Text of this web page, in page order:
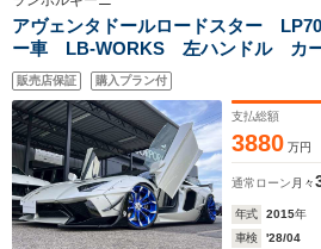
アヴェンタドールロードスター
ー車 LB‐WORKS 左ハンドル カー
ージ カーボンインテリアパッケー
ンディングパッケージ 新車取説 保
販売店保証 購入プラン付
支払総額
3880 万円
通常ローン 月々
年式 2015年
車検
'28/04